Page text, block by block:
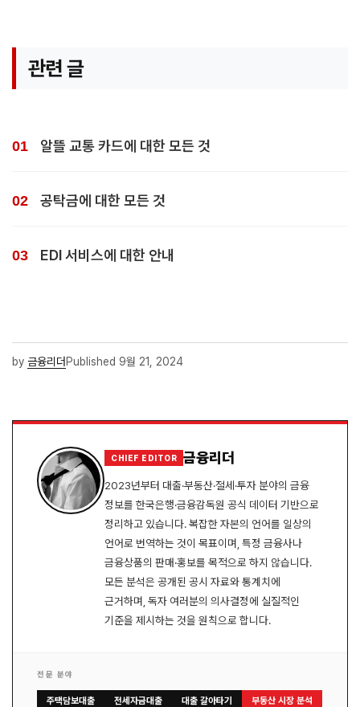
관련 글
알뜰 교통 카드에 대한 모든 것
공탁금에 대한 모든 것
EDI 서비스에 대한 안내
by 금융리더 Published 9월 21, 2024
CHIEF EDITOR 금융리더
2023년부터 대출·부동산·절세·투자 분야의 금융
정보를 한국은행·금융감독원 공식 데이터 기반으로
정리하고 있습니다. 복잡한 자본의 언어를 일상의
언어로 번역하는 것이 목표이며, 특정 금융사나
금융상품의 판매·홍보를 목적으로 하지 않습니다.
모든 분석은 공개된 공시 자료와 통계치에
근거하며, 독자 여러분의 의사결정에 실질적인
기준을 제시하는 것을 원칙으로 합니다.
전문 분야
주택담보대출 전세자금대출 대출 갈아타기
부동산 시장 분석